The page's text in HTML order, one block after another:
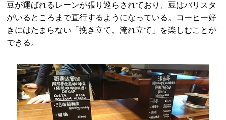
豆が運ばれるレーンが張り巡らされており、豆はバリスタ
がいるところまで直行するようになっている。コーヒー好
きにはたまらない「挽き立て、淹れ立て」を楽しむことが
できる。